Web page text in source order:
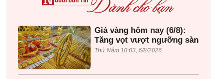
Giá vàng hôm nay (6/8):
Tăng vọt vượt ngưỡng sàn
Thứ Năm 10:03, 6/8/2026